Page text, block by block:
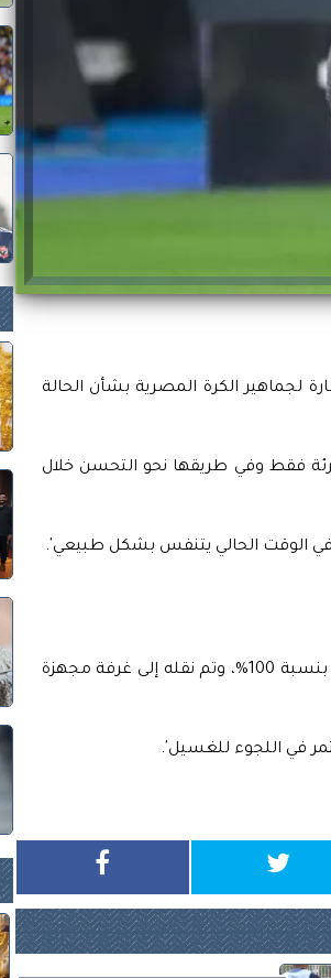
لجماهير الكرة المصرية بشأن الحالة
فقط وفي طريقها نحو التحسن خلال
الوقت الحالي يتنفس بشكل طبيعي'.
وواصل: 'رفعت استعاد وعيه بالكامل، وواعي بجميع من حوله واسترد وعيه بنسبة 100%، وتم نقله إلى غرفة مجهزة
في اللجوء للغسيل'.